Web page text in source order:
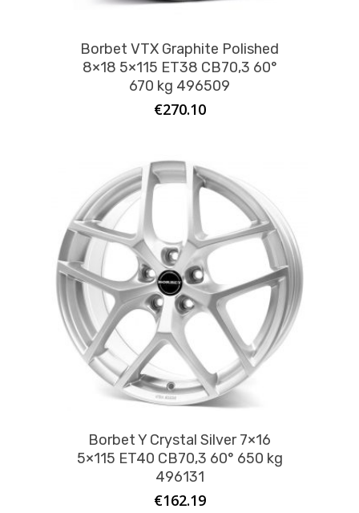
Borbet VTX Graphite Polished
8×18 5×115 ET38 CB70,3 60°
670 kg 496509
€270.10
Borbet Y Crystal Silver 7×16
5×115 ET40 CB70,3 60° 650 kg
496131
€162.19